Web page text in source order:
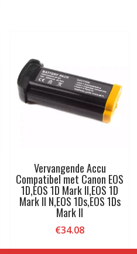
Vervangende Accu
Compatibel met Canon EOS
1D,EOS 1D Mark II,EOS 1D
Mark II N,EOS 1Ds,EOS 1Ds
Mark II
€34.08